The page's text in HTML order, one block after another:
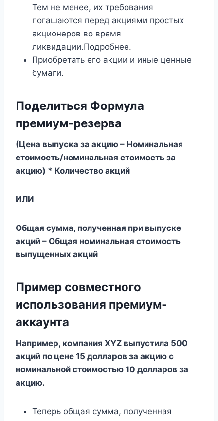
Тем не менее, их требования
погашаются перед акциями простых
акционеров во время
ликвидации.Подробнее.
Приобретать его акции и иные ценные
бумаги.
Поделиться Формула
премиум-резерва
(Цена выпуска за акцию – Номинальная
стоимость/номинальная стоимость за
акцию) * Количество акций
ИЛИ
Общая сумма, полученная при выпуске
акций – Общая номинальная стоимость
выпущенных акций
Пример совместного
использования премиум-
аккаунта
Например, компания XYZ выпустила 500
акций по цене 15 долларов за акцию с
номинальной стоимостью 10 долларов за
акцию.
Теперь общая сумма, полученная